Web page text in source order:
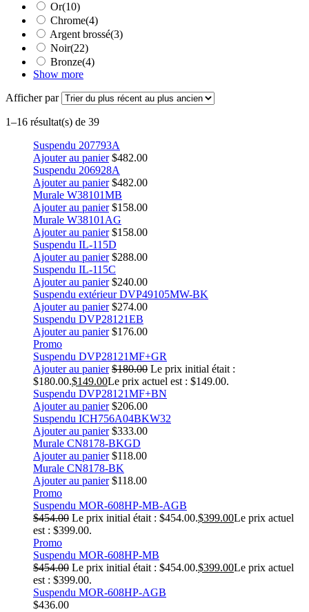
Or(10)
Chrome(4)
Argent brossé(3)
Noir(22)
Bronze(4)
Show more
Afficher par
1–16 résultat(s) de 39
Suspendu 207793A
Ajouter au panier $482.00
Suspendu 206928A
Ajouter au panier $482.00
Murale W38101MB
Ajouter au panier $158.00
Murale W38101AG
Ajouter au panier $158.00
Suspendu IL-115D
Ajouter au panier $288.00
Suspendu IL-115C
Ajouter au panier $240.00
Suspendu extérieur DVP49105MW-BK
Ajouter au panier $274.00
Suspendu DVP28121EB
Ajouter au panier $176.00
Promo
Suspendu DVP28121MF+GR
Ajouter au panier $180.00 Le prix initial était :
$180.00.$149.00Le prix actuel est : $149.00.
Suspendu DVP28121MF+BN
Ajouter au panier $206.00
Suspendu ICH756A04BKW32
Ajouter au panier $333.00
Murale CN8178-BKGD
Ajouter au panier $118.00
Murale CN8178-BK
Ajouter au panier $118.00
Promo
Suspendu MOR-608HP-MB-AGB
$454.00 Le prix initial était : $454.00.$399.00Le prix actuel
est : $399.00.
Promo
Suspendu MOR-608HP-MB
$454.00 Le prix initial était : $454.00.$399.00Le prix actuel
est : $399.00.
Suspendu MOR-608HP-AGB
$436.00